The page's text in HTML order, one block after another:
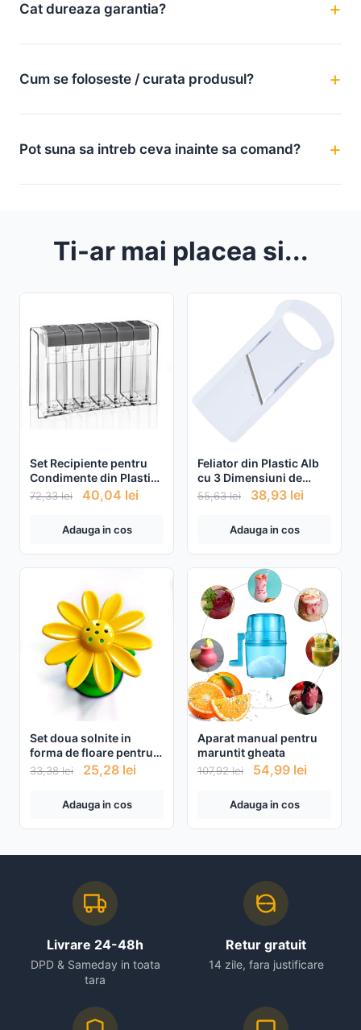
Cat dureaza garantia?
Cum se foloseste / curata produsul?
Pot suna sa intreb ceva inainte sa comand?
Ti-ar mai placea si...
Set Recipiente pentru
Condimente din Plastic
Transparente Capac Gri
72,33lei 40,04 lei
Adauga in cos
Feliator din Plastic Alb
cu 3 Dimensiuni de
Taiere pentru Legume si
55,63lei 38,93 lei
Adauga in cos
Set doua solnite in
forma de floare pentru
sare si piper
33,38lei 25,28 lei
Adauga in cos
Aparat manual pentru
maruntit gheata
107,92lei 54,99 lei
Adauga in cos
Livrare 24-48h
DPD & Sameday in toata
tara
Retur gratuit
14 zile, fara justificare